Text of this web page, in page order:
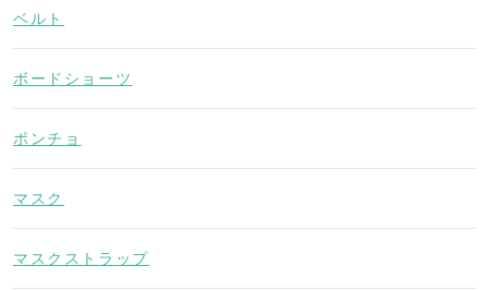
ベルト
ボードショーツ
ポンチョ
マスク
マスクストラップ